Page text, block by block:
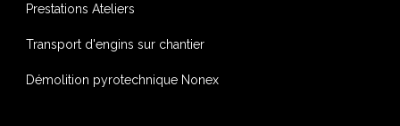
Prestations Ateliers
Transport d'engins sur chantier
Démolition pyrotechnique Nonex